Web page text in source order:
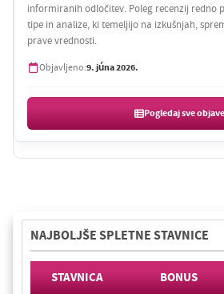
informiranih odločitev. Poleg recenzij redno
tipe in analize, ki temeljijo na izkušnjah,
prave vrednosti.
Objavljeno:9. júna 2026.
Pogledaj sve objave
NAJBOLJŠE SPLETNE STAVNICE
STAVNICA BONUS